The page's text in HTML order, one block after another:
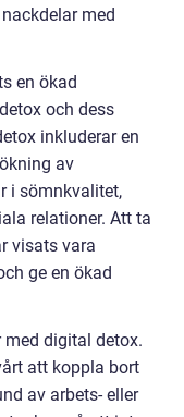
med
en ökad
och dess
inkluderar en
av
i sömnkvalitet,
relationer. Att ta
visats vara
ge en ökad
digital detox.
att koppla bort
av arbets- eller